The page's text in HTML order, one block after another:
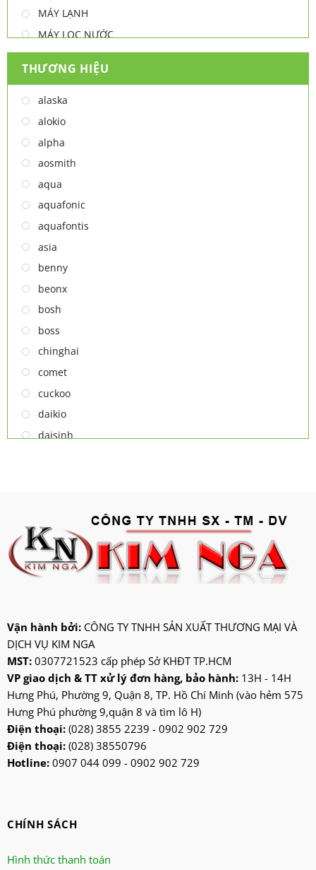
MÁY LẠNH
MÁY LỌC NƯỚC
MÁY NƯỚC NÓNG
MÁY NƯỚC NÓNG - LẠNH
MÁY SẤY TAY
MÁY XAY ĐA NĂNG
NỒI CHIÊN
NỒI CHIÊN
Thiết bị lọc nước
TỦ ĐÔNG
TỦ MÁT
TỦ RƯỢU
LÒ VI SÓNG
MÁY LỌC KHÔNG KHÍ
MÁY NƯỚC NÓNG LẠNH
NỒI CƠM ĐIỆN
QUẠT ĐIỆN
THƯƠNG HIỆU
alaska
alokio
alpha
aosmith
aqua
aquafonic
aquafontis
asia
benny
beonx
bosh
boss
chinghai
comet
cuckoo
daikio
daisinh
ifan
jatec
jiplai
kangaroo
kangen
kdk
ktp
lifan
Mitsubishi
nanoco
ninosun
oulai
Panasonic
Vận hành bởi: CÔNG TY TNHH SẢN XUẤT THƯƠNG MẠI VÀ
DỊCH VỤ KIM NGA
MST: 0307721523 cấp phép Sở KHĐT TP.HCM
VP giao dịch & TT xử lý đơn hàng, bảo hành:13H - 14H
Hưng Phú, Phường 9, Quận 8, TP. Hồ Chí Minh (vào hẻm 575
Hưng Phú phường 9,quận 8 và tìm lô H)
Điện thoại: (028) 3855 2239 - 0902 902 729
Điện thoại: (028) 38550796
Hotline:0907 044 099 - 0902 902 729
CHÍNH SÁCH
Hình thức thanh toán